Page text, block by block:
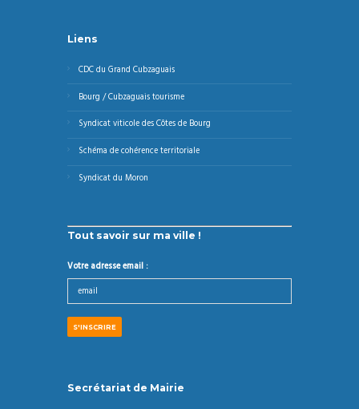
Liens
CDC du Grand Cubzaguais
Bourg / Cubzaguais tourisme
Syndicat viticole des Côtes de Bourg
Schéma de cohérence territoriale
Syndicat du Moron
Tout savoir sur ma ville !
Votre adresse email :
Secrétariat de Mairie